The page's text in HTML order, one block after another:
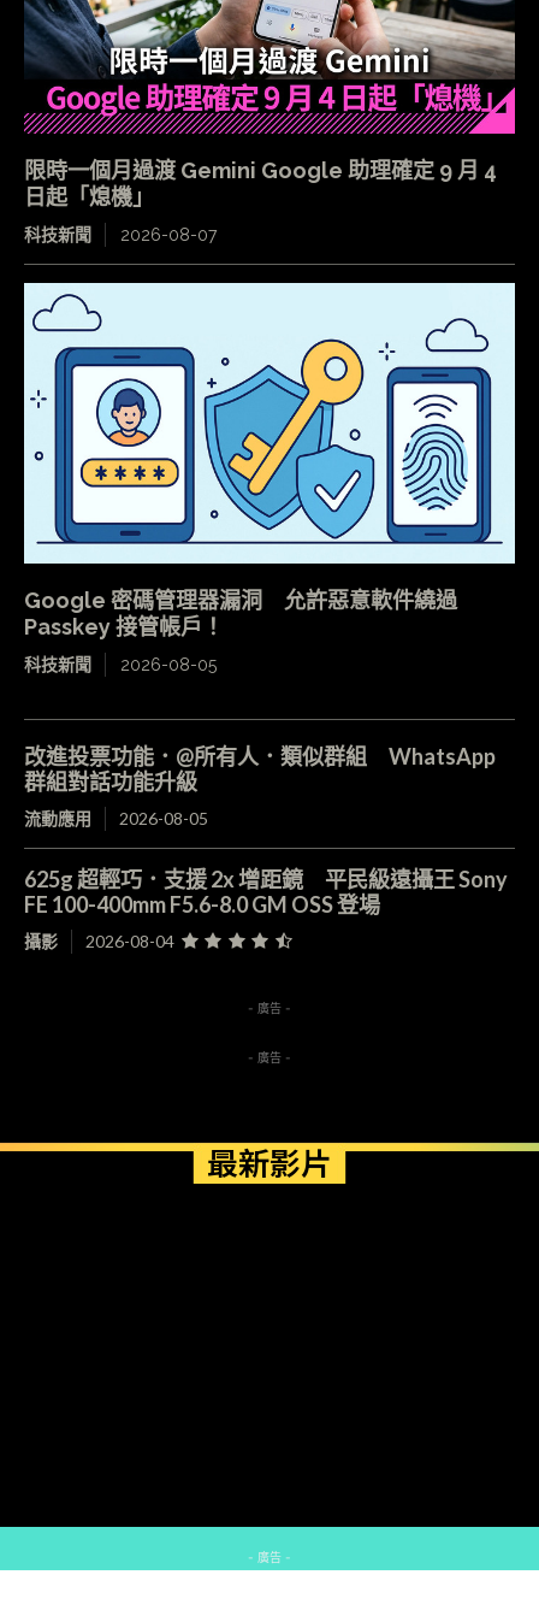
限時一個月過渡 Gemini Google 助理確定 9 月 4
日起「熄機」
科技新聞 2026-08-07
Google 密碼管理器漏洞 允許惡意軟件繞過
Passkey 接管帳戶！
科技新聞 2026-08-05
改進投票功能．@所有人．類似群組 WhatsApp
群組對話功能升級
流動應用 2026-08-05
625g 超輕巧．支援 2x 增距鏡 平民級遠攝王 Sony
FE 100-400mm F5.6-8.0 GM OSS 登場
攝影 2026-08-04
- 廣告 -
- 廣告 -
最新影片
- 廣告 -